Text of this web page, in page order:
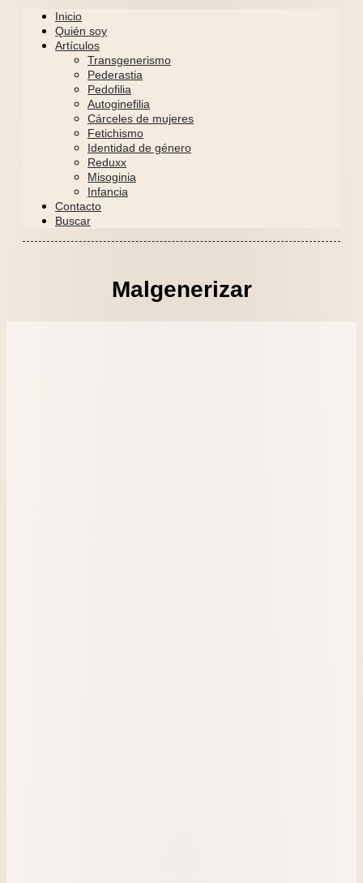
Inicio
Quién soy
Artículos
Transgenerismo
Pederastia
Pedofilia
Autoginefilia
Cárceles de mujeres
Fetichismo
Identidad de género
Reduxx
Misoginia
Infancia
Contacto
Buscar
Malgenerizar